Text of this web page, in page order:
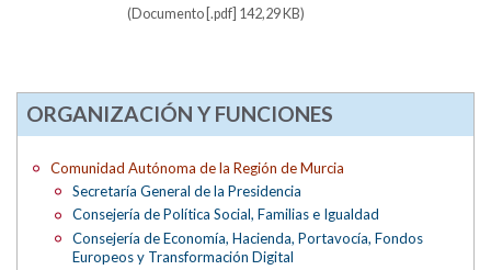
(Documento [.pdf] 142,29 KB)
ORGANIZACIÓN Y FUNCIONES
Comunidad Autónoma de la Región de Murcia
Secretaría General de la Presidencia
Consejería de Política Social, Familias e Igualdad
Consejería de Economía, Hacienda, Portavocía, Fondos
Europeos y Transformación Digital